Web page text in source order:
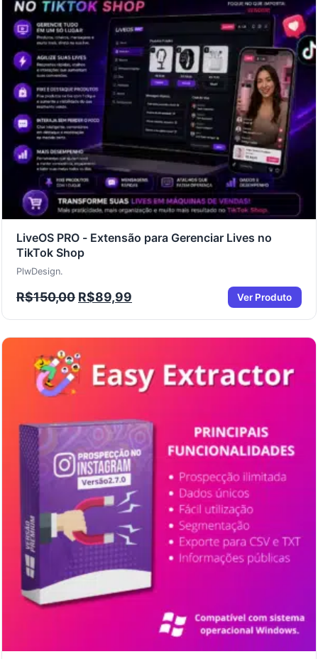
LiveOS PRO - Extensão para Gerenciar Lives no
TikTok Shop
PlwDesign.
R$150,00 R$89,99 Ver Produto